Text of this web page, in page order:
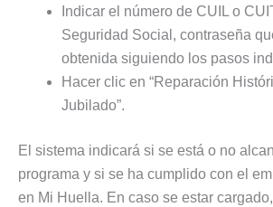
Indicar el número de CUIL o
Seguridad Social, contraseña
obtenida siguiendo los pasos
Hacer clic en “Reparación
Jubilado”.
El sistema indicará si se está o no
programa y si se ha cumplido con el
en Mi Huella. En caso se estar